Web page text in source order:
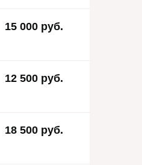
15 000 руб.
12 500 руб.
18 500 руб.